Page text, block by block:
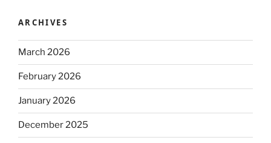
ARCHIVES
March 2026
February 2026
January 2026
December 2025